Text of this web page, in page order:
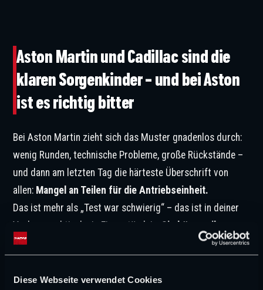
Diese Webseite verwendet Cookies
Aston Martin und Cadillac sind die
klaren Sorgenkinder – und bei Aston
ist es richtig bitter
Bei Aston Martin zieht sich das Muster gnadenlos durch:
wenig Runden, technische Probleme, große Rückstände –
und dann am letzten Tag die härteste Überschrift von
allen: Mangel an Teilen für die Antriebseinheit.
Das ist mehr als „Test war schwierig“ – das ist in deiner
Vorlage praktisch ein Eingeständnis: Sie können ihr
Programm nicht mal abspulen.
Keine ordentliche
statt Kilometer. Zwei Wochen vor Melbourne ist das ein